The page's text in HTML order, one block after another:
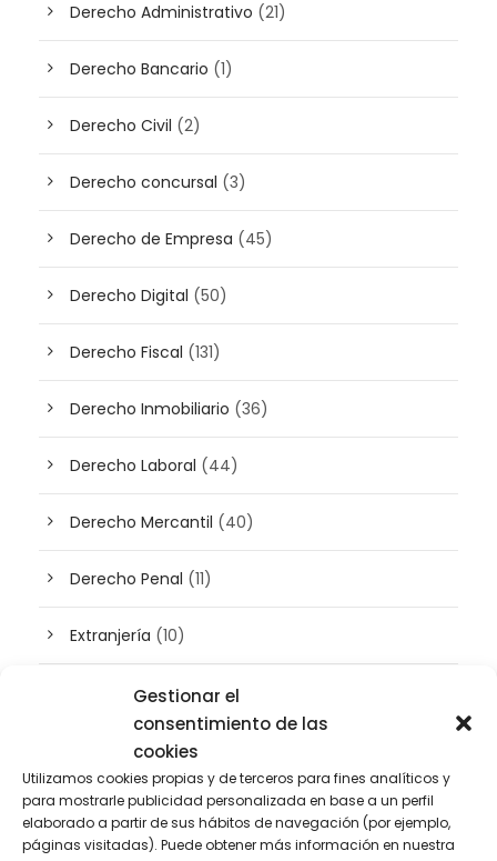
Gestionar el
consentimiento de las
cookies
Utilizamos cookies propias y de terceros para fines analíticos y
para mostrarle publicidad personalizada en base a un perfil
elaborado a partir de sus hábitos de navegación (por ejemplo,
páginas visitadas). Puede obtener más información en nuestra
Derecho Administrativo (21)
Derecho Bancario (1)
Derecho Civil (2)
Derecho concursal (3)
Derecho de Empresa (45)
Derecho Digital (50)
Derecho Fiscal (131)
Derecho Inmobiliario (36)
Derecho Laboral (44)
Derecho Mercantil (40)
Derecho Penal (11)
Extranjería (10)
Inteligencia artificial(3)
Patrimonio(5)
Plusvalía(2)